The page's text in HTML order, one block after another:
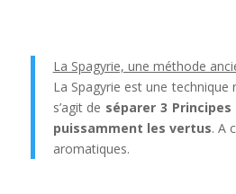
La Spagyrie, une méthode
La Spagyrie est une technique
s’agit de séparer 3
puissamment les vertus. A
aromatiques.